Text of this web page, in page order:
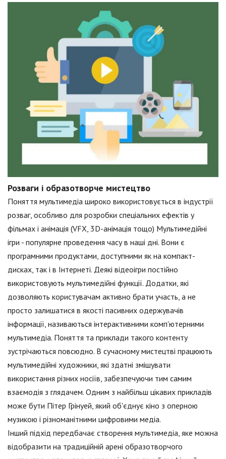
Розваги і образотворче мистецтво
Поняття мультимедіа широко використовується в індустрії
розваг, особливо для розробки спеціальних ефектів у
фільмах і анімація (VFX, 3D-анімація тощо) Мультимедійні
ігри - популярне проведення часу в наші дні. Вони є
програмними продуктами, доступними як на компакт-
дисках, так і в Інтернеті. Деякі відеоігри постійно
використовують мультимедійні функції. Додатки, які
дозволяють користувачам активно брати участь, а не
просто залишатися в якості пасивних одержувачів
інформації, називаються інтерактивними комп'ютерними
мультимедіа. Поняття та приклади такого контенту
зустрічаються повсюдно. В сучасному мистецтві працюють
мультимедійні художники, які здатні змішувати
використання різних носіїв, забезпечуючи тим самим
взаємодія з глядачем. Одним з найбільш цікавих прикладів
може бути Пітер Грінуей, який об'єднує кіно з оперною
музикою і різноманітними цифровими медіа.
Інший підхід передбачає створення мультимедіа, яке можна
відобразити на традиційній арені образотворчого